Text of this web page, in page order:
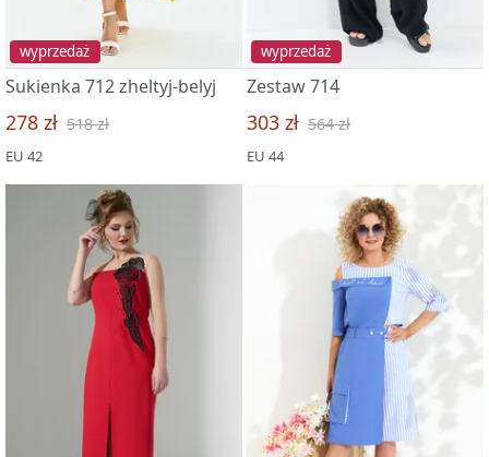
wyprzedaż
Sukienka 712 zheltyj-belyj
278 zł 518 zł
EU 42
wyprzedaż
Zestaw 714
303 zł 564 zł
EU 44